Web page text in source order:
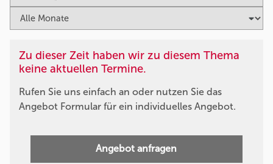
Zu dieser Zeit haben wir zu diesem Thema
keine aktuellen Termine.
Rufen Sie uns einfach an oder nutzen Sie das
Angebot Formular für ein individuelles Angebot.
Angebot anfragen